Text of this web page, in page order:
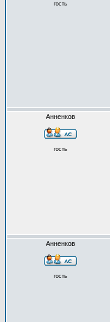
гость
Анненков
гость
Анненков
гость